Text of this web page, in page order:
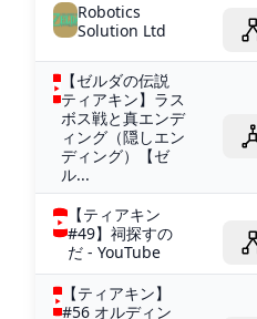
Robotics
Solution Ltd
【ゼルダの伝説
ティアキン】ラス
ボス戦と真エンデ
ィング（隠しエン
ディング）【ゼ
ル...
【ティアキン
#49】祠探すの
だ - YouTube
【ティアキン】
#56 オルディン